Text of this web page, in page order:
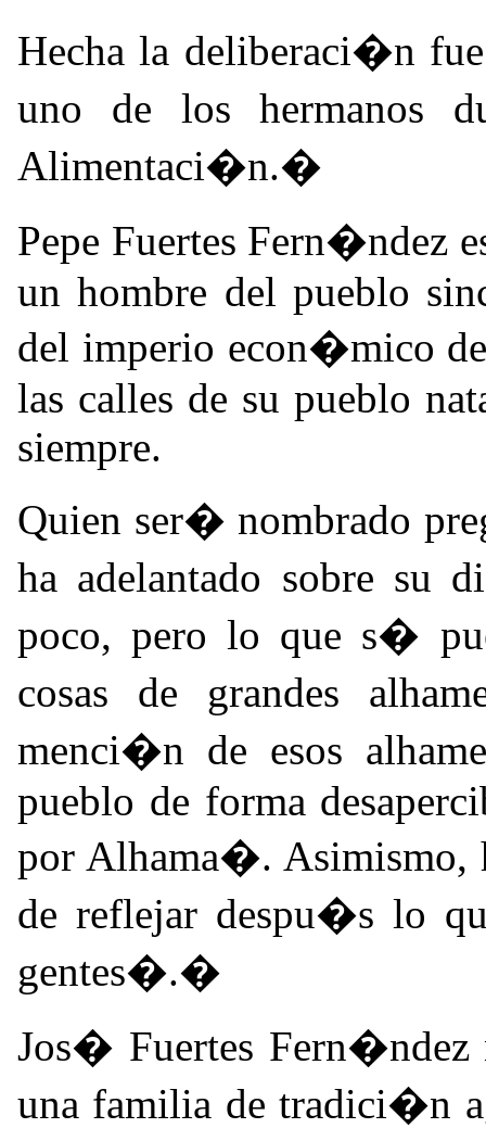
Hecha la deliberaci�n
uno de los hermanos
Alimentaci�n.�
Pepe Fuertes Fern�ndez
un hombre del pueblo
del imperio econ�mico de
las calles de su pueblo
siempre.
Quien ser� nombrado
ha adelantado sobre su
poco, pero lo que s�
cosas de grandes
menci�n de esos
pueblo de forma
por Alhama�. Asimismo,
de reflejar despu�s lo
gentes�.�
Jos� Fuertes
una familia de tradici�n